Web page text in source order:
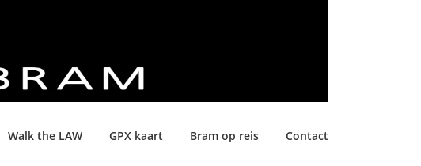
Walk the LAW GPX kaart Bram op reis Contact